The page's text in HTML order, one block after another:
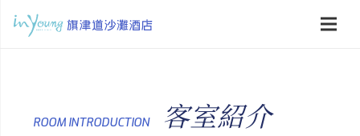
ROOM INTRODUCTION 客室紹介